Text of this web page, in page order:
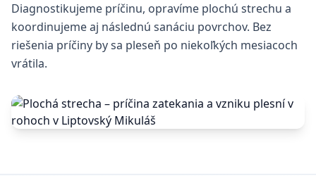
Diagnostikujeme príčinu, opravíme plochú strechu a
koordinujeme aj následnú sanáciu povrchov. Bez
riešenia príčiny by sa pleseň po niekoľkých mesiacoch
vrátila.